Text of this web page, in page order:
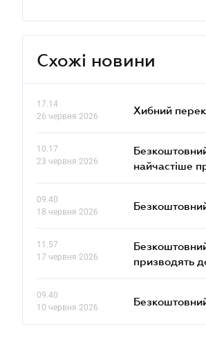
Схожі новини
17.14
26 червня 2026
Хибний
10.17
23 червня 2026
найчастіше
09.40
18 червня 2026
11.57
17 червня 2026
призводять
09.40
10 червня 2026